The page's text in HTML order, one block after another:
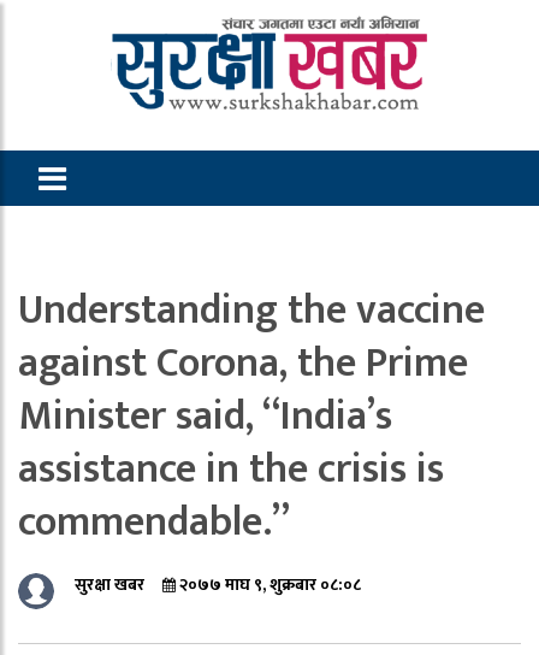
Understanding the vaccine
against Corona, the Prime
Minister said, “India’s
assistance in the crisis is
commendable.”
सुरक्षा खबर २०७७ माघ ९, शुक्रबार ०८:०८